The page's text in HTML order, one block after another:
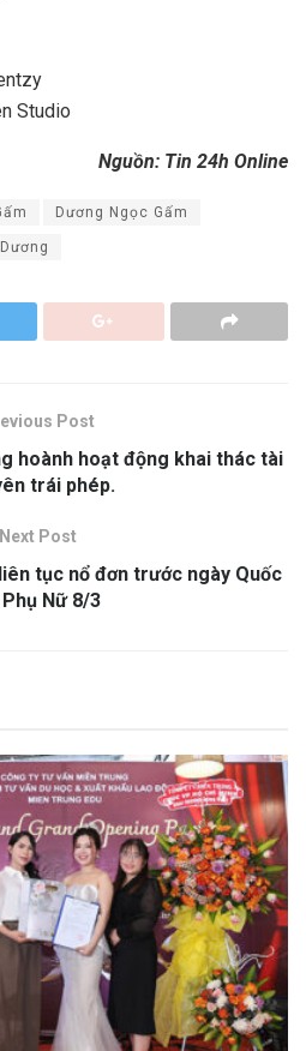
Studio
Nguồn: Tin 24h Online
Dương Ngọc Gấm
Post
hoành hoạt động khai thác tài
trái phép.
Next Post
tục nổ đơn trước ngày Quốc
Nữ 8/3